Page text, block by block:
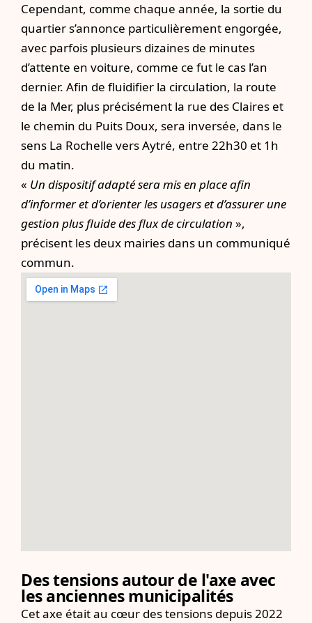
Cependant, comme chaque année, la sortie du
quartier s’annonce particulièrement engorgée,
avec parfois plusieurs dizaines de minutes
d’attente en voiture, comme ce fut le cas l’an
dernier. Afin de fluidifier la circulation, la route
de la Mer, plus précisément la rue des Claires et
le chemin du Puits Doux, sera inversée, dans le
sens La Rochelle vers Aytré, entre 22h30 et 1h
du matin.
« Un dispositif adapté sera mis en place afin
d’informer et d’orienter les usagers et d’assurer une
gestion plus fluide des flux de circulation »,
précisent les deux mairies dans un communiqué
commun.
Des tensions autour de l'axe avec
les anciennes municipalités
Cet axe était au cœur des tensions depuis 2022